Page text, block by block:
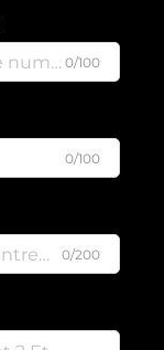
0/100
0/100
0/200